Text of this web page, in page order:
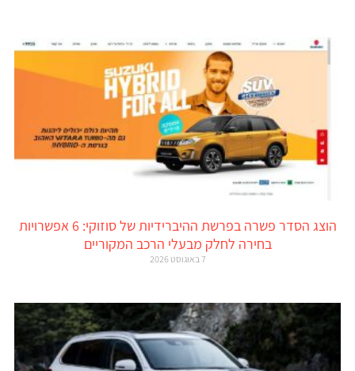
הוצג הסדר פשרה בפרשת ההיברידיות של סוזוקי: 6 אפשרויות
בחירה לחלק מבעלי הרכב המקוריים
7 באוגוסט 2026